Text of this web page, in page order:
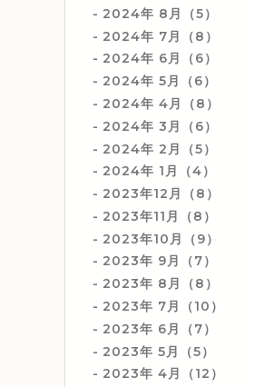
2024年 8月（5）
2024年 7月（8）
2024年 6月（6）
2024年 5月（6）
2024年 4月（8）
2024年 3月（6）
2024年 2月（5）
2024年 1月（4）
2023年12月（8）
2023年11月（8）
2023年10月（9）
2023年 9月（7）
2023年 8月（8）
2023年 7月（10）
2023年 6月（7）
2023年 5月（5）
2023年 4月（12）